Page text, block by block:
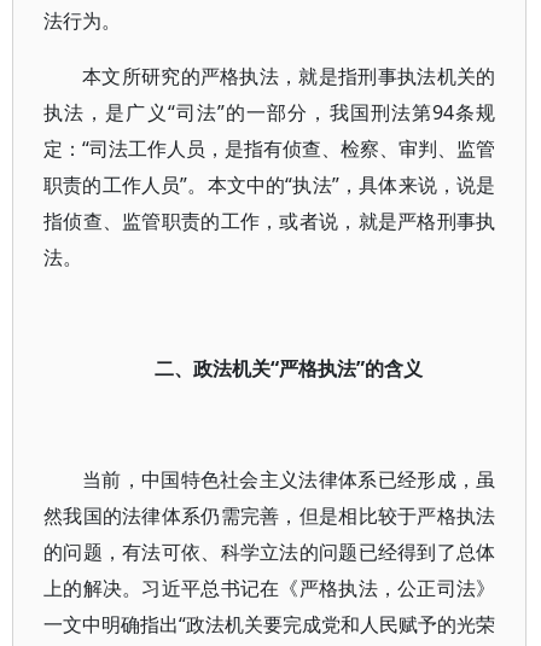
法行为。
本文所研究的严格执法，就是指刑事执法机关的
执法，是广义“司法”的一部分，我国刑法第94条规
定：“司法工作人员，是指有侦查、检察、审判、监管
职责的工作人员”。本文中的“执法”，具体来说，说是
指侦查、监管职责的工作，或者说，就是严格刑事执
法。
二、政法机关“严格执法”的含义
当前，中国特色社会主义法律体系已经形成，虽
然我国的法律体系仍需完善，但是相比较于严格执法
的问题，有法可依、科学立法的问题已经得到了总体
上的解决。习近平总书记在《严格执法，公正司法》
一文中明确指出“政法机关要完成党和人民赋予的光荣